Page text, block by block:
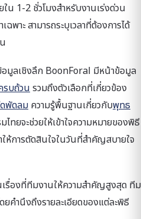
น 1-2 ชั่วโมงสำหรับงานเร่งด่วน
พาะ สามารถระบุเวลาที่ต้องการได้
มูลเชิงลึก BoonForal มีหน้าข้อมูล
บถ้วนรวมถึงตัวเลือกที่เกี่ยวข้อง
พัดลม ความรู้พื้นฐานเกี่ยวกับพุทธ
ทยจะช่วยให้เข้าใจความหมายของพิธี
ห้การตัดสินใจในวันที่สำคัญสบายใจ
องที่ทีมงานให้ความสำคัญสูงสุด ทีม
คำนึงถึงรายละเอียดของแต่ละพิธี